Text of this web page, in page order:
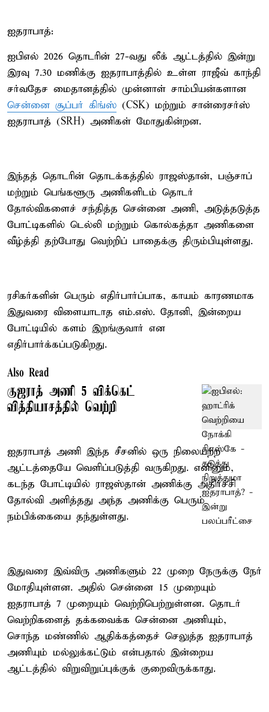
ஐதராபாத்:
ஐபிஎல் 2026 தொடரின் 27-வது லீக் ஆட்டத்தில் இன்று
இரவு 7.30 மணிக்கு ஐதராபாத்தில் உள்ள ராஜீவ் காந்தி
சர்வதேச மைதானத்தில் முன்னாள் சாம்பியன்களான
சென்னை சூப்பர் கிங்ஸ் (CSK) மற்றும் சான்ரைசர்ஸ்
ஐதராபாத் (SRH) அணிகள் மோதுகின்றன.
இந்தத் தொடரின் தொடக்கத்தில் ராஜஸ்தான், பஞ்சாப்
மற்றும் பெங்களூரு அணிகளிடம் தொடர்
தோல்விகளைச் சந்தித்த சென்னை அணி, அடுத்தடுத்த
போட்டிகளில் டெல்லி மற்றும் கொல்கத்தா அணிகளை
வீழ்த்தி தற்போது வெற்றிப் பாதைக்கு திரும்பியுள்ளது.
ரசிகர்களின் பெரும் எதிர்பார்ப்பாக, காயம் காரணமாக
இதுவரை விளையாடாத எம்.எஸ். தோனி, இன்றைய
போட்டியில் களம் இறங்குவார் என
எதிர்பார்க்கப்படுகிறது.
Also Read
குஜராத் அணி 5 விக்கெட்
வித்தியாசத்தில் வெற்றி
ஐதராபாத் அணி இந்த சீசனில் ஒரு நிலையற்ற
ஆட்டத்தையே வெளிப்படுத்தி வருகிறது. எனினும்,
கடந்த போட்டியில் ராஜஸ்தான் அணிக்கு அதிர்ச்சி
தோல்வி அளித்தது அந்த அணிக்கு பெரும்
நம்பிக்கையை தந்துள்ளது.
இதுவரை இவ்விரு அணிகளும் 22 முறை நேருக்கு நேர்
மோதியுள்ளன. அதில் சென்னை 15 முறையும்
ஐதராபாத் 7 முறையும் வெற்றிபெற்றுள்ளன. தொடர்
வெற்றிகளைத் தக்கவைக்க சென்னை அணியும்,
சொந்த மண்ணில் ஆதிக்கத்தைச் செலுத்த ஐதராபாத்
அணியும் மல்லுக்கட்டும் என்பதால் இன்றைய
ஆட்டத்தில் விறுவிறுப்புக்குக் குறைவிருக்காது.